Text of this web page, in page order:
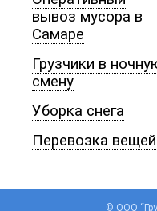
вывоз мусора в
Самаре
Грузчики в
смену
Уборка снега
Перевозка вещей
© ООО